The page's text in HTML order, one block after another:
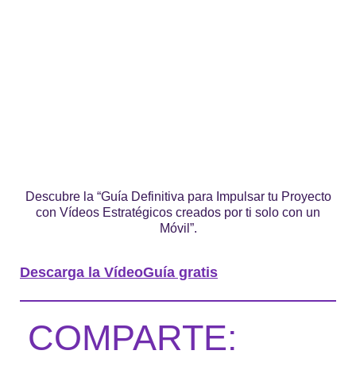
Descubre la “Guía Definitiva para Impulsar tu Proyecto
con Vídeos Estratégicos creados por ti solo con un
Móvil”.
Descarga la VídeoGuía gratis
COMPARTE: